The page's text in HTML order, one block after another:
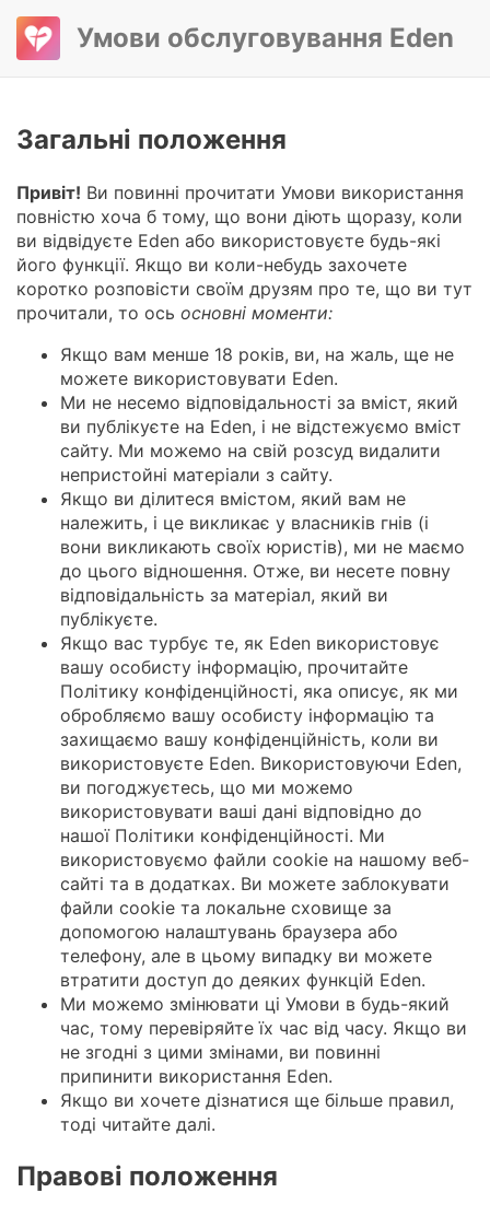
Умови обслуговування Eden
Загальні положення
Привіт! Ви повинні прочитати Умови використання
повністю хоча б тому, що вони діють щоразу, коли
ви відвідуєте Eden або використовуєте будь-які
його функції. Якщо ви коли-небудь захочете
коротко розповісти своїм друзям про те, що ви тут
прочитали, то ось основні моменти:
Якщо вам менше 18 років, ви, на жаль, ще не
можете використовувати Eden.
Ми не несемо відповідальності за вміст, який
ви публікуєте на Eden, і не відстежуємо вміст
сайту. Ми можемо на свій розсуд видалити
непристойні матеріали з сайту.
Якщо ви ділитеся вмістом, який вам не
належить, і це викликає у власників гнів (і
вони викликають своїх юристів), ми не маємо
до цього відношення. Отже, ви несете повну
відповідальність за матеріал, який ви
публікуєте.
Якщо вас турбує те, як Eden використовує
вашу особисту інформацію, прочитайте
Політику конфіденційності, яка описує, як ми
обробляємо вашу особисту інформацію та
захищаємо вашу конфіденційність, коли ви
використовуєте Eden. Використовуючи Eden,
ви погоджуєтесь, що ми можемо
використовувати ваші дані відповідно до
нашої Політики конфіденційності. Ми
використовуємо файли cookie на нашому веб-
сайті та в додатках. Ви можете заблокувати
файли cookie та локальне сховище за
допомогою налаштувань браузера або
телефону, але в цьому випадку ви можете
втратити доступ до деяких функцій Eden.
Ми можемо змінювати ці Умови в будь-який
час, тому перевіряйте їх час від часу. Якщо ви
не згодні з цими змінами, ви повинні
припинити використання Eden.
Якщо ви хочете дізнатися ще більше правил,
тоді читайте далі.
Правові положення